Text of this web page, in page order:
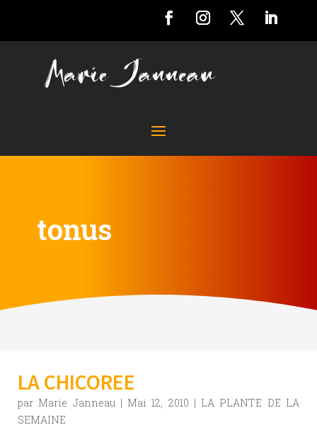
tonus
LA CHICOREE
par Marie Janneau| Mai 12, 2010 | LA PLANTE DE LA
SEMAINE